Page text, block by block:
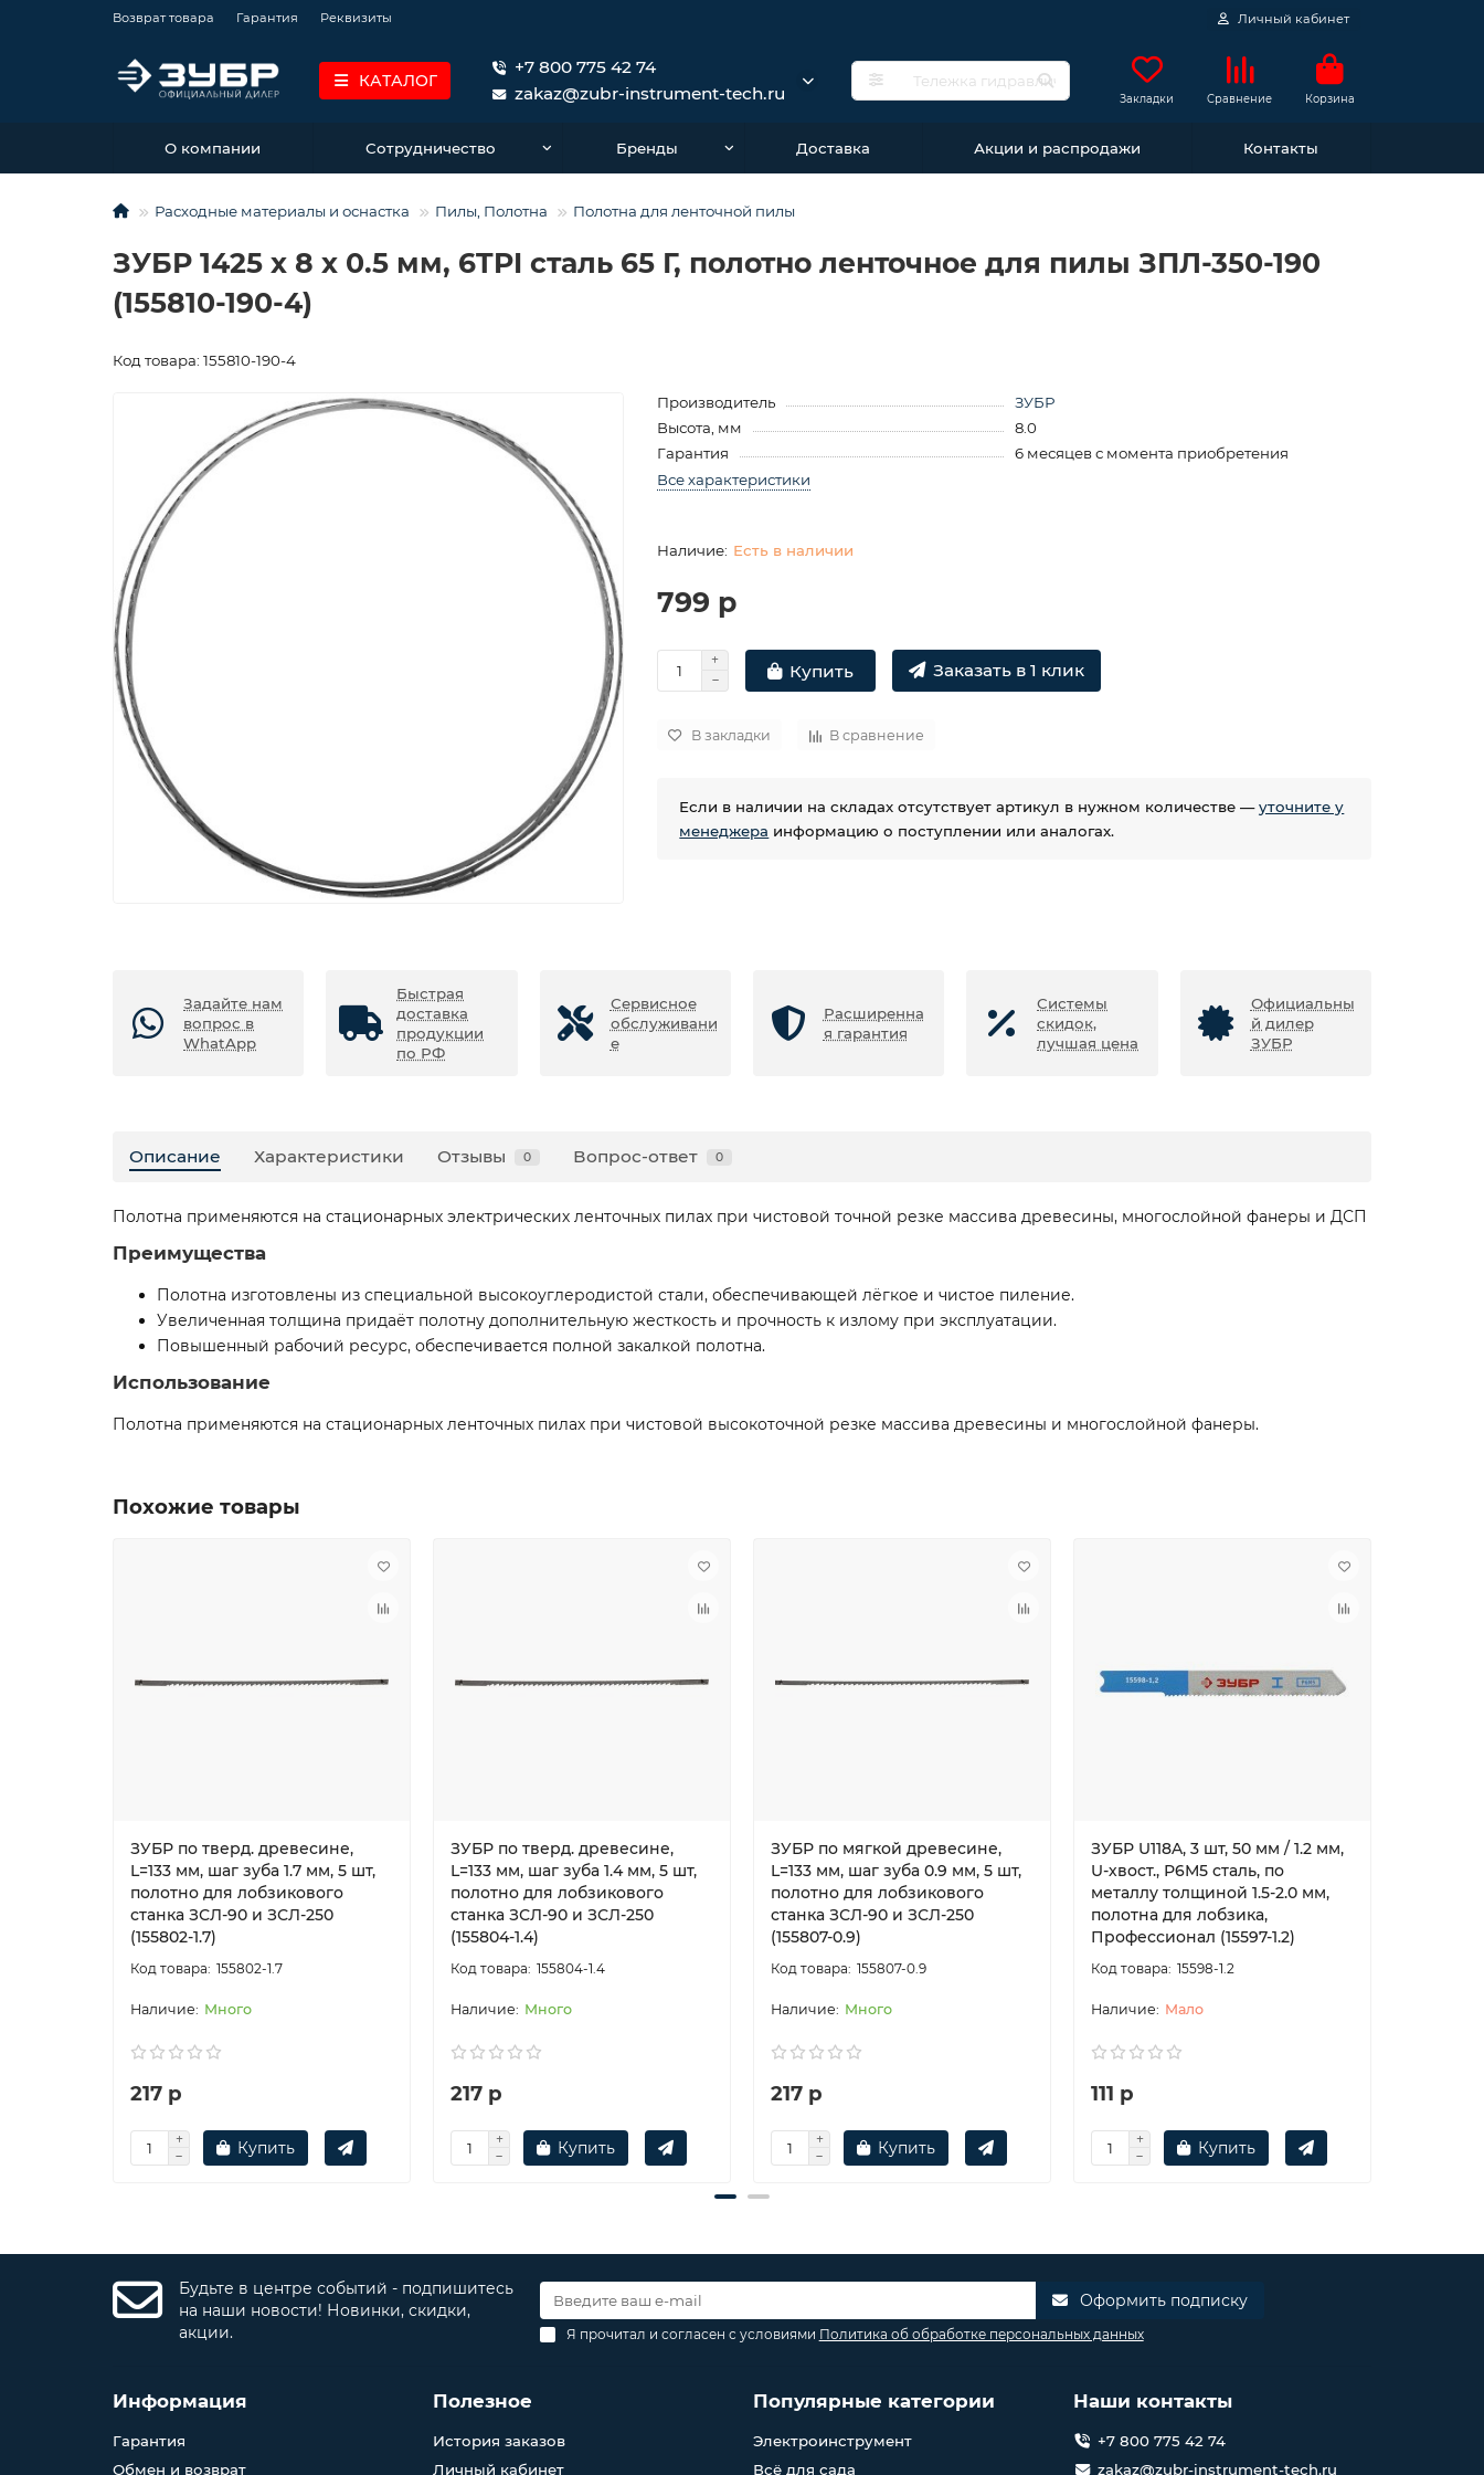
Возврат товара Гарантия Реквизиты Личный кабинет
КАТАЛОГ
+7 800 775 42 74
zakaz@zubr-instrument-tech.ru
Закладки Сравнение Корзина
О компании Сотрудничество Бренды Доставка Акции и распродажи Контакты
Расходные материалы и оснастка Пилы, Полотна Полотна для ленточной пилы
ЗУБР 1425 х 8 х 0.5 мм, 6TPI сталь 65 Г, полотно ленточное для пилы ЗПЛ-350-190
(155810-190-4)
Код товара: 155810-190-4
Производитель
ЗУБР
Высота, мм
8.0
Гарантия
6 месяцев с момента приобретения
Все характеристики
Есть в наличии
799 р
Купить Заказать в 1 клик
В закладки В сравнение
Если в наличии на складах отсутствует артикул в нужном количестве —уточните у
менеджера информацию о поступлении или аналогах.
Задайте нам
вопрос в
WhatApp
Быстрая
доставка
продукции
по РФ
Сервисное
обслуживани
е
Расширенна
я гарантия
Системы
скидок,
лучшая цена
Официальны
й дилер
ЗУБР
Описание Характеристики Отзывы 0 Вопрос-ответ 0
Полотна применяются на стационарных электрических ленточных пилах при чистовой точной резке массива древесины, многослойной фанеры и ДСП
Преимущества
Полотна изготовлены из специальной высокоуглеродистой стали, обеспечивающей лёгкое и чистое пиление.
Увеличенная толщина придаёт полотну дополнительную жесткость и прочность к излому при эксплуатации.
Повышенный рабочий ресурс, обеспечивается полной закалкой полотна.
Использование
Полотна применяются на стационарных ленточных пилах при чистовой высокоточной резке массива древесины и многослойной фанеры.
Похожие товары
ЗУБР по тверд. древесине,
L=133 мм, шаг зуба 1.7 мм, 5 шт,
полотно для лобзикового
станка ЗСЛ-90 и ЗСЛ-250
(155802-1.7)
155802-1.7
Много
217 р
Купить
ЗУБР по тверд. древесине,
L=133 мм, шаг зуба 1.4 мм, 5 шт,
полотно для лобзикового
станка ЗСЛ-90 и ЗСЛ-250
(155804-1.4)
155804-1.4
Много
217 р
Купить
ЗУБР по мягкой древесине,
L=133 мм, шаг зуба 0.9 мм, 5 шт,
полотно для лобзикового
станка ЗСЛ-90 и ЗСЛ-250
(155807-0.9)
155807-0.9
Много
217 р
Купить
ЗУБР U118A, 3 шт, 50 мм / 1.2 мм,
U-хвост., Р6М5 сталь, по
металлу толщиной 1.5-2.0 мм,
полотна для лобзика,
Профессионал (15597-1.2)
15598-1.2
Мало
111 р
Купить
Будьте в центре событий - подпишитесь
на наши новости! Новинки, скидки,
акции.
Оформить подписку
Я прочитал и согласен с условиями Политика об обработке персональных данных
Информация
Гарантия
Обмен и возврат
Полезное
История заказов
Личный кабинет
Популярные категории
Электроинструмент
Всё для сада
Наши контакты
+7 800 775 42 74
zakaz@zubr-instrument-tech.ru